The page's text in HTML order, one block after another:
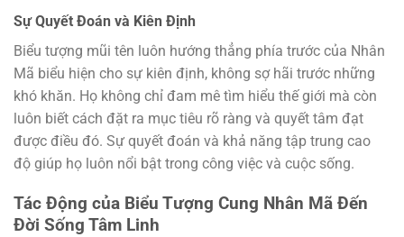
Sự Quyết Đoán và Kiên Định
Biểu tượng mũi tên luôn hướng thẳng phía trước của Nhân
Mã biểu hiện cho sự kiên định, không sợ hãi trước những
khó khăn. Họ không chỉ đam mê tìm hiểu thế giới mà còn
luôn biết cách đặt ra mục tiêu rõ ràng và quyết tâm đạt
được điều đó. Sự quyết đoán và khả năng tập trung cao
độ giúp họ luôn nổi bật trong công việc và cuộc sống.
Tác Động của Biểu Tượng Cung Nhân Mã Đến
Đời Sống Tâm Linh